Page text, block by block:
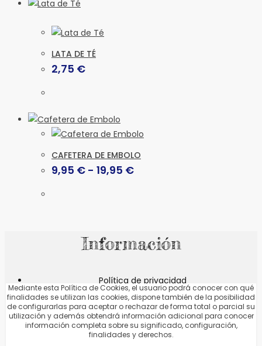
LATA DE TÉ
2,75 €
CAFETERA DE EMBOLO
9,95 € - 19,95 €Rango
múltiples
variantes.
opciones
se
pueden
elegir
Información
Política de privacidad
Política de cookies
Condiciones Generales de Venta
Aviso Legal
Contacto
Mediante esta Política de Cookies, el usuario podrá conocer con qué
finalidades se utilizan las cookies, dispone también de la posibilidad
de configurarlas para aceptar o rechazar de forma total o parcial su
utilización y además obtendrá información adicional para conocer
información completa sobre su significado, configuración,
finalidades y derechos.